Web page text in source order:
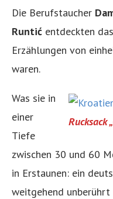
Die Berufstaucher
Runtić entdeckten
Erzählungen von
waren.
Rucksack
Was sie in
einer
Tiefe
zwischen 30 und 60
in Erstaunen: ein
weitgehend